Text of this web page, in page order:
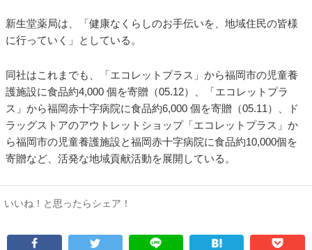
新生堂薬局は、「健康なくらしのお手伝いを、地域住民の皆様
に行っていく」としている。
同社はこれまでも、「エコレットプラス」から福岡市の児童養
護施設に食品約4,000 個を寄贈（05.12）、「エコレットプラ
ス」から福岡赤十字病院に食品約6,000 個を寄贈（05.11）、ド
ラッグストアのアウトレットショップ「エコレットプラス」か
ら福岡市の児童養護施設と福岡赤十字病院に食品約10,000個を
寄贈など、活発な地域貢献活動を展開している。
いいね！と思ったらシェア！